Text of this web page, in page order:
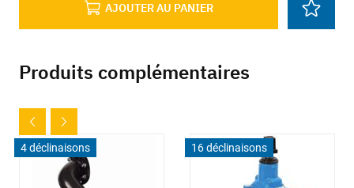
AJOUTER AU PANIER
Produits complémentaires
4 déclinaisons 16 déclinaisons